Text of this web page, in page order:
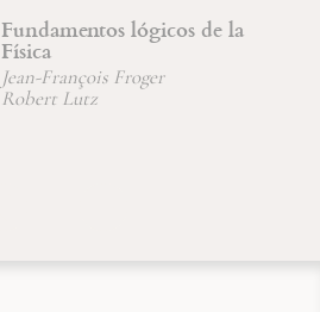
Fundamentos lógicos de la
Física
Jean-François Froger
Robert Lutz